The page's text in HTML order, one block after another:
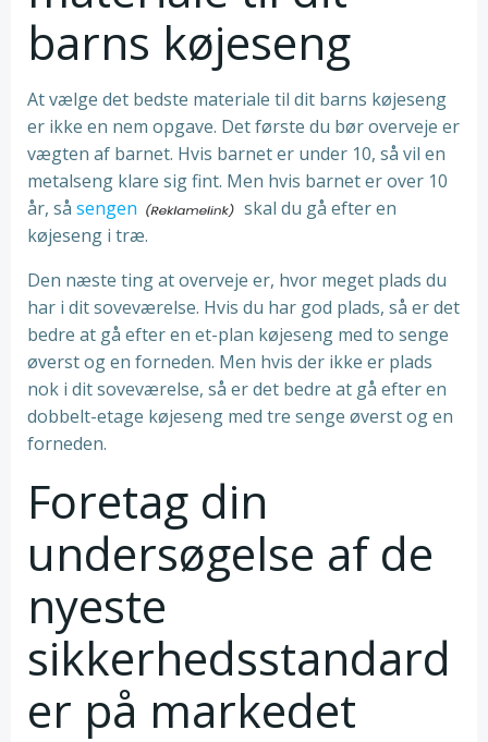
barns køjeseng
At vælge det bedste materiale til dit barns køjeseng
er ikke en nem opgave. Det første du bør overveje er
vægten af barnet. Hvis barnet er under 10, så vil en
metalseng klare sig fint. Men hvis barnet er over 10
år, så sengen
skal du gå efter en
køjeseng i træ.
Den næste ting at overveje er, hvor meget plads du
har i dit soveværelse. Hvis du har god plads, så er det
bedre at gå efter en et-plan køjeseng med to senge
øverst og en forneden. Men hvis der ikke er plads
nok i dit soveværelse, så er det bedre at gå efter en
dobbelt-etage køjeseng med tre senge øverst og en
forneden.
Foretag din
undersøgelse af de
nyeste
sikkerhedsstandard
er på markedet